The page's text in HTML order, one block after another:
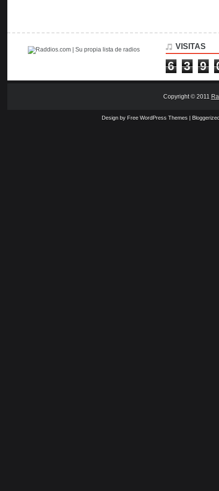
VISITAS
6 3 9
Copyright © 2011
Design by Free WordPress Themes |